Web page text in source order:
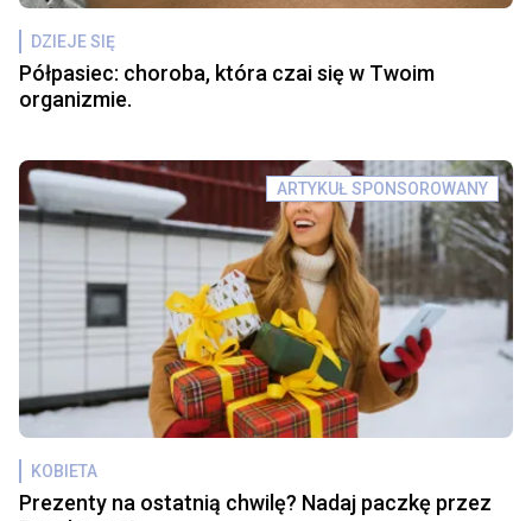
DZIEJE SIĘ
Półpasiec: choroba, która czai się w Twoim
organizmie.
ARTYKUŁ SPONSOROWANY
KOBIETA
Prezenty na ostatnią chwilę? Nadaj paczkę przez